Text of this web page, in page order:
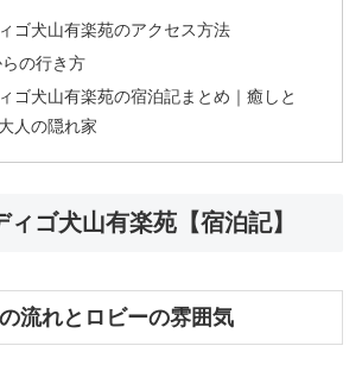
ゴ犬山有楽苑のアクセス方法
の行き方
ゴ犬山有楽苑の宿泊記まとめ｜癒しと
人の隠れ家
ゴ犬山有楽苑【宿泊記】
流れとロビーの雰囲気